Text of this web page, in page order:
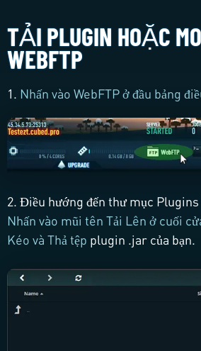
TẢI PLUGIN HOẶC
WEBFTP
1. Nhấn vào WebFTP ở đầu bảng
2. Điều hướng đến thư mục Plugins
Nhấn vào mũi tên Tải Lên ở cuối
Kéo và Thả tệp plugin .jar của bạn.